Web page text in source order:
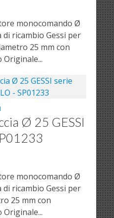
monocomando Ø
di ricambio Gessi per
25 mm con
Ø 25 GESSI
monocomando Ø
di ricambio Gessi per
25 mm con